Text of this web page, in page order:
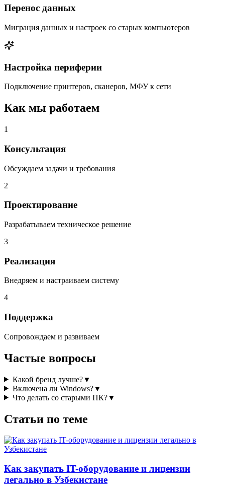
Перенос данных
Миграция данных и настроек со старых компьютеров
Настройка периферии
Подключение принтеров, сканеров, МФУ к сети
Как мы работаем
1
Консультация
Обсуждаем задачи и требования
2
Проектирование
Разрабатываем техническое решение
3
Реализация
Внедряем и настраиваем систему
4
Поддержка
Сопровождаем и развиваем
Частые вопросы
Какой бренд лучше?▼
Включена ли Windows?▼
Что делать со старыми ПК?▼
Статьи по теме
Как закупать IT-оборудование и лицензии
легально в Узбекистане